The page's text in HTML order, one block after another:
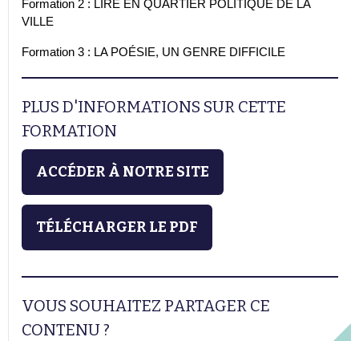
Formation 2 : LIRE EN QUARTIER POLITIQUE DE LA
VILLE
Formation 3 : LA POÉSIE, UN GENRE DIFFICILE
PLUS D'INFORMATIONS SUR CETTE
FORMATION
ACCÉDER À NOTRE SITE
TÉLÉCHARGER LE PDF
VOUS SOUHAITEZ PARTAGER CE
CONTENU ?